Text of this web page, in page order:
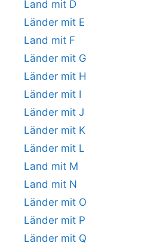
Land mit D
Länder mit E
Land mit F
Länder mit G
Länder mit H
Länder mit I
Länder mit J
Länder mit K
Länder mit L
Land mit M
Land mit N
Länder mit O
Länder mit P
Länder mit Q